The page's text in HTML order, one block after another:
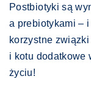
Postbiotyki są
a prebiotykami –
korzystne
i kotu dodatkowe
życiu!